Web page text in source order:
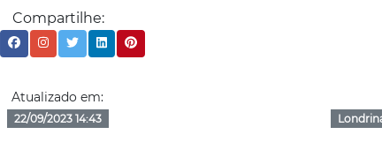
Compartilhe:
Atualizado em:
22/09/2023 14:43